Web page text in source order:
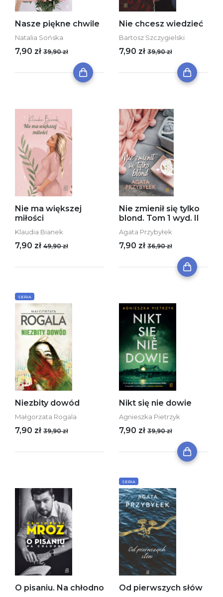
Nasze piękne chwile
Natalia Sońska
7,90 zł 39,90 zł
Nie chcesz wiedzieć
Bartosz Szczygielski
7,90 zł 39,90 zł
Nie ma większej
miłości
Klaudia Bianek
7,90 zł 49,90 zł
Nie zmienił się tylko
blond. Tom 1 wyd. II
Agata Przybyłek
7,90 zł 36,90 zł
SERIA
Niezbity dowód
Małgorzata Rogala
7,90 zł 39,90 zł
Nikt się nie dowie
Agnieszka Pietrzyk
7,90 zł 39,90 zł
O pisaniu. Na chłodno
SERIA
Od pierwszych słów